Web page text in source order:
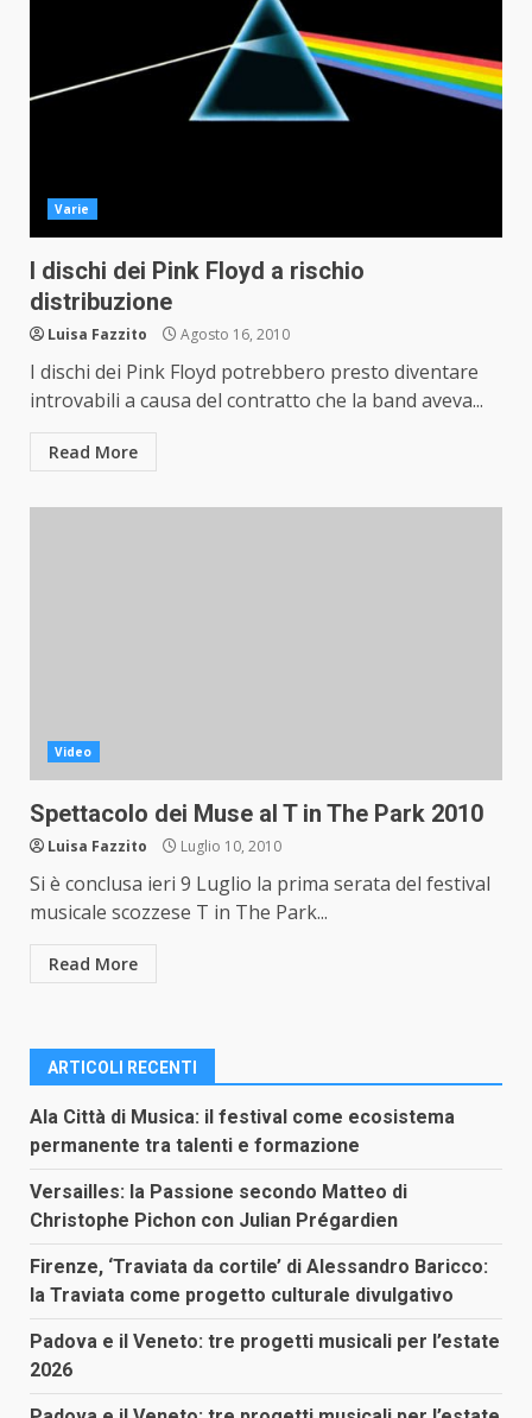
Varie
I dischi dei Pink Floyd a rischio
distribuzione
Luisa Fazzito Agosto 16, 2010
I dischi dei Pink Floyd potrebbero presto diventare
introvabili a causa del contratto che la band aveva...
Read More
Video
Spettacolo dei Muse al T in The Park 2010
Luisa Fazzito Luglio 10, 2010
Si è conclusa ieri 9 Luglio la prima serata del festival
musicale scozzese T in The Park...
Read More
ARTICOLI RECENTI
Ala Città di Musica: il festival come ecosistema
permanente tra talenti e formazione
Versailles: la Passione secondo Matteo di
Christophe Pichon con Julian Prégardien
Firenze, ‘Traviata da cortile’ di Alessandro Baricco:
la Traviata come progetto culturale divulgativo
Padova e il Veneto: tre progetti musicali per l’estate
2026